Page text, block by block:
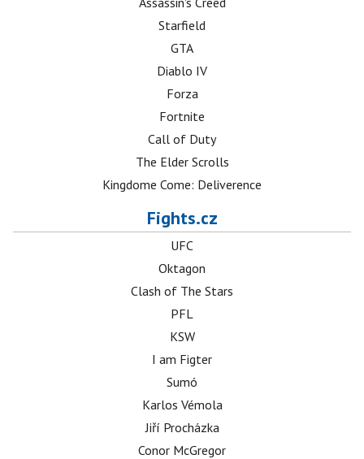
Starfield
GTA
Diablo IV
Forza
Fortnite
Call of Duty
The Elder Scrolls
Kingdome Come: Deliverence
Fights.cz
UFC
Oktagon
Clash of The Stars
PFL
KSW
I am Figter
Sumó
Karlos Vémola
Jiří Procházka
Conor McGregor